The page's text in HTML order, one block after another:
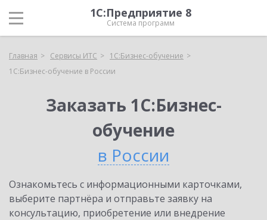
1С:Предприятие 8
Система программ
Главная Сервисы ИТС
1С:Бизнес-обучение
1С:Бизнес-обучение в России
Заказать 1С:Бизнес-
обучение
в России
Ознакомьтесь с информационными карточками,
выберите партнёра и отправьте заявку на
консультацию, приобретение или внедрение